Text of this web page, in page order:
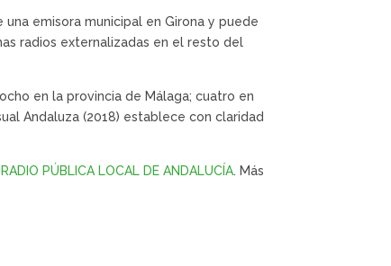
emisora municipal en Girona y puede
radios externalizadas en el resto del
en la provincia de Málaga; cuatro en
Andaluza (2018) establece con claridad
PÚBLICA LOCAL DE ANDALUCÍA. Más